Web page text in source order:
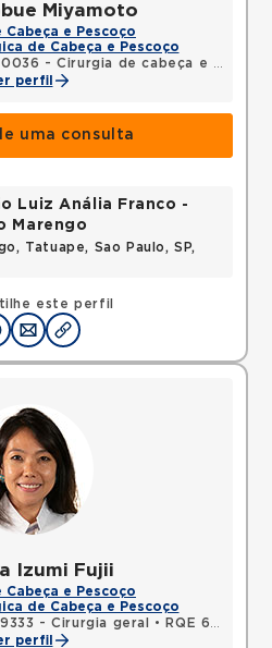
Miyamoto
e Pescoço
de Cabeça e Pescoço
- Cirurgia de cabeça e pescoço
perfil
uma consulta
este perfil
Luiz Anália Franco -
Marengo
Tatuape, Sao Paulo, SP,
Izumi Fujii
e Pescoço
de Cabeça e Pescoço
- Cirurgia geral •
RQE 69334 - Cirurgia de cabeça e pescoço
perfil